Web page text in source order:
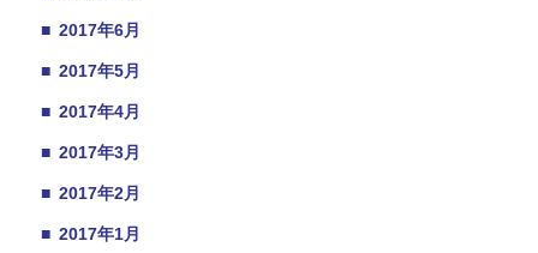
■ 2017年6月
■ 2017年5月
■ 2017年4月
■ 2017年3月
■ 2017年2月
■ 2017年1月